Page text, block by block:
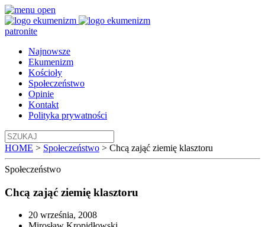
patronite
Najnowsze
Ekumenizm
Kościoły
Społeczeństwo
Opinie
Kontakt
Polityka prywatności
HOME > Społeczeństwo > Chcą zająć ziemię klasztoru
Społeczeństwo
Chcą zająć ziemię klasztoru
20 września, 2008